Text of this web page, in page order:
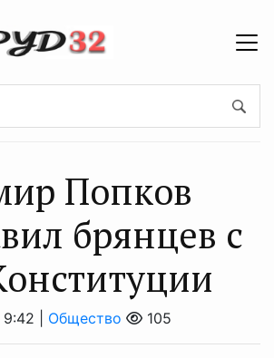
Попков
брянцев с
| Общество 105